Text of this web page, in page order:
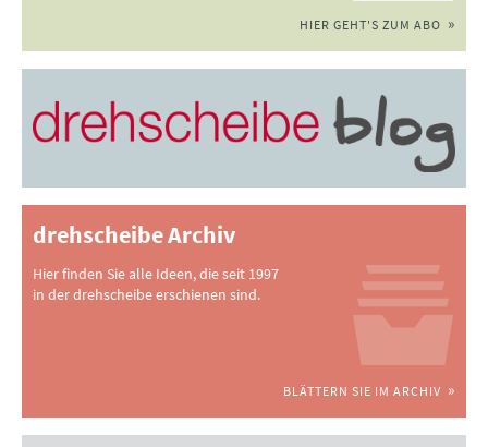
HIER GEHT'S ZUM ABO
drehscheibe Archiv
Hier finden Sie alle Ideen, die seit 1997
in der drehscheibe erschienen sind.
BLÄTTERN SIE IM ARCHIV